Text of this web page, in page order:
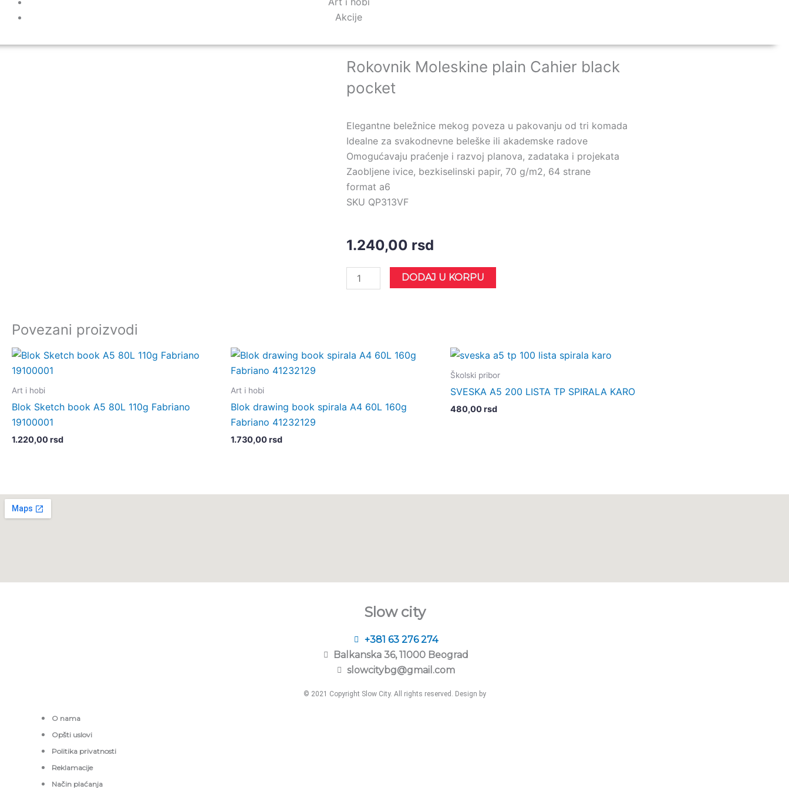
Akcije
Rokovnik Moleskine plain Cahier black
pocket
Elegantne beležnice mekog poveza u pakovanju od tri komada
Idealne za svakodnevne beleške ili akademske radove
Omogućavaju praćenje i razvoj planova, zadataka i projekata
Zaobljene ivice, bezkiselinski papir, 70 g/m2, 64 strane
format a6
SKU QP313VF
1.240,00 rsd
Rokovnik
Moleskine
pocket
DODAJ U KORPU
Povezani proizvodi
Art i hobi
Blok Sketch book A5 80L 110g Fabriano
19100001
1.220,00rsd
Art i hobi
Blok drawing book spirala A4 60L 160g
Fabriano 41232129
1.730,00rsd
Školski pribor
SVESKA A5 200 LISTA TP SPIRALA KARO
480,00rsd
Slow city
+381 63 276 274​
Balkanska 36, 11000 Beograd​
slowcitybg@gmail.com
© 2021 Copyright Slow City. All rights reserved. Design by
O nama
Opšti uslovi
Politika privatnosti
Reklamacije
Način plaćanja